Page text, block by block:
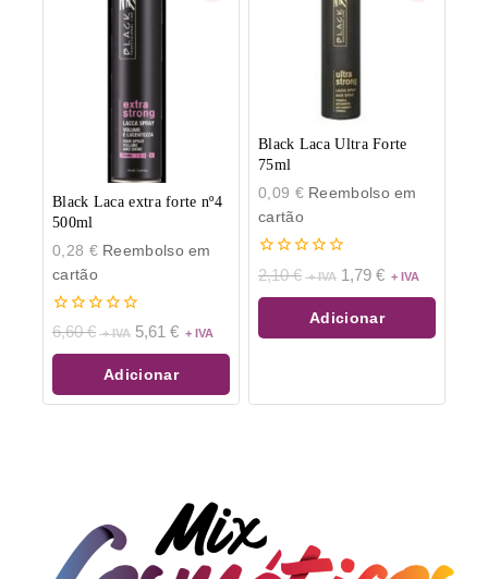
Black Laca extra forte nº4
500ml
0,28 €Reembolso em
cartão
0
de
5
6,60€ 5,61 €
Adicionar
Black Laca Ultra Forte
75ml
0,09 €Reembolso em
cartão
0
de
5
2,10€ 1,79 €
Adicionar